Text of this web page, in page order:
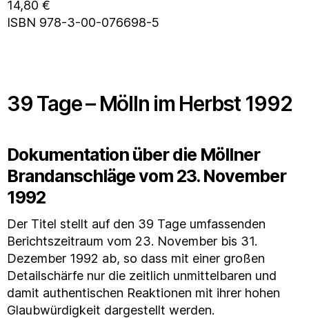
14,80 €
ISBN 978-3-00-076698-5
39 Tage – Mölln im Herbst 1992
Dokumentation über die Möllner
Brandanschläge vom 23. November
1992
Der Titel stellt auf den 39 Tage umfassenden
Berichtszeitraum vom 23. November bis 31.
Dezember 1992 ab, so dass mit einer großen
Detailschärfe nur die zeitlich unmittelbaren und
damit authentischen Reaktionen mit ihrer hohen
Glaubwürdigkeit dargestellt werden.